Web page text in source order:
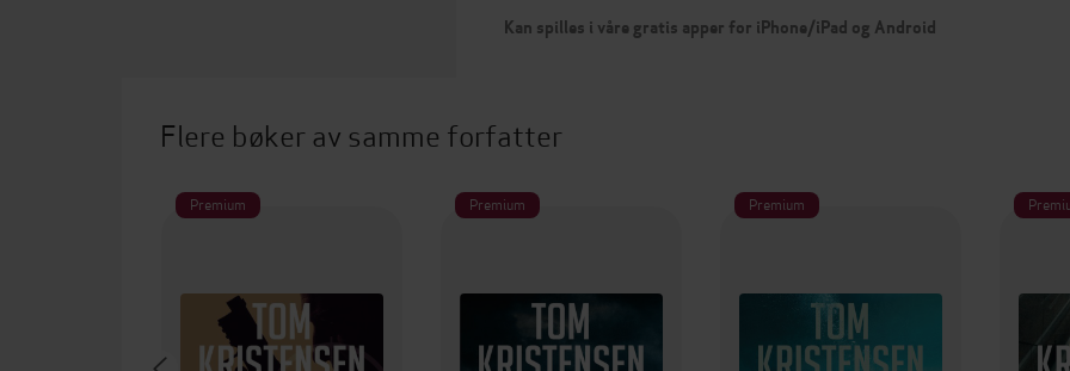
Kan spilles i våre gratis apper for iPhone/iPad og Android
Flere bøker av samme forfatter
Premium Premium Premium